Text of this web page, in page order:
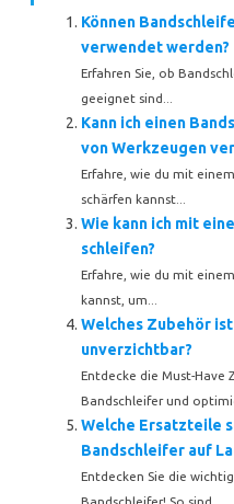
Können
verwendet werden?
Erfahren Sie, ob
geeignet sind...
Kann ich einen
von Werkzeugen
Erfahre, wie du mit
schärfen kannst...
Wie kann ich mit
schleifen?
Erfahre, wie du mit
kannst, um...
Welches Zubehör
unverzichtbar?
Entdecke die Must-Have
Bandschleifer und
Welche Ersatzteile
Bandschleifer auf
Entdecken Sie die